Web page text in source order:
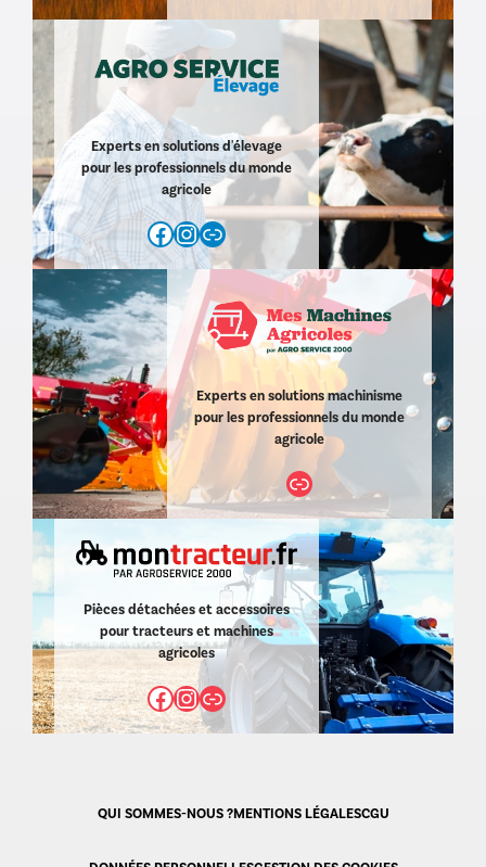
Experts en solutions d'élevage
pour les professionnels du monde
agricole
Facebook
Instagram
https://www.agroservice2000.com/d/agro-service-elevage-11.html
Experts en solutions machinisme
pour les professionnels du monde
agricole
Lien
Pièces détachées et accessoires
pour tracteurs et machines
agricoles
Facebook
Instagram
Lien
QUI SOMMES-NOUS ?MENTIONS LÉGALESCGU